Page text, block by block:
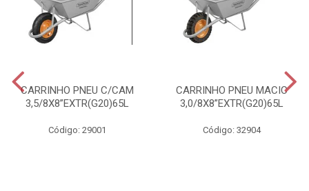
CARRINHO PNEU C/CAM
3,5/8X8”EXTR(G20)65L
Código: 29001
CARRINHO PNEU MACIC
3,0/8X8”EXTR(G20)65L
Código: 32904